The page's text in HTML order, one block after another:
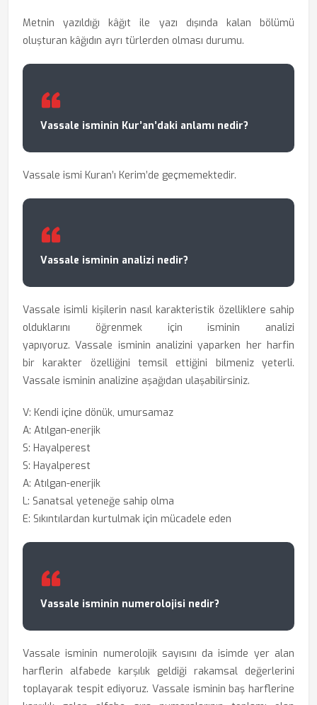
Metnin yazıldığı kâğıt ile yazı dışında kalan bölümü
oluşturan kâğıdın ayrı türlerden olması durumu.
Vassale isminin Kur’an’daki anlamı nedir?
Vassale ismi Kuran’ı Kerim’de geçmemektedir.
Vassale isminin analizi nedir?
Vassale isimli kişilerin nasıl karakteristik özelliklere sahip
olduklarını öğrenmek için
isminin analizi
yapıyoruz. Vassale isminin analizini yaparken her harfin
bir karakter özelliğini temsil ettiğini bilmeniz yeterli.
Vassale isminin analizine aşağıdan ulaşabilirsiniz.
V: Kendi içine dönük, umursamaz
A: Atılgan-enerjik
S: Hayalperest
S: Hayalperest
A: Atılgan-enerjik
L: Sanatsal yeteneğe sahip olma
E: Sıkıntılardan kurtulmak için mücadele eden
Vassale isminin numerolojisi nedir?
Vassale isminin numerolojik sayısını da isimde yer alan
harflerin alfabede karşılık geldiği rakamsal değerlerini
toplayarak tespit ediyoruz. Vassale isminin baş harflerine